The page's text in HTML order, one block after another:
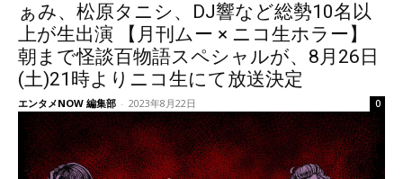
ぁみ、松原タニシ、DJ響など総勢10名以
上が生出演 【月刊ムー × ニコ生ホラー】
朝まで怪談百物語スペシャルが、8月26日
(土)21時よりニコ生にて放送決定
エンタメNOW 編集部 - 2023年8月22日 0